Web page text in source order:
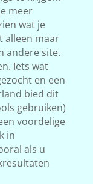
meer
wat je
alleen maar
andere site.
Iets wat
en een
bied dit
gebruiken)
voordelige
in
als u